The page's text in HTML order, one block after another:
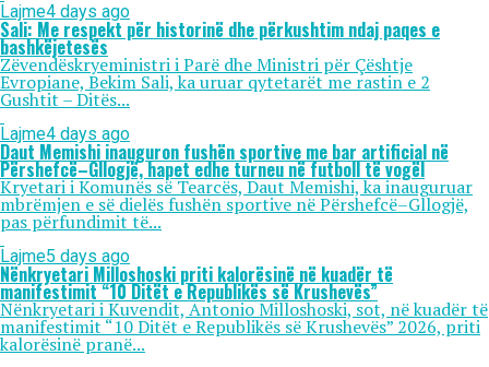
Lajme4 days ago
Sali: Me respekt për historinë dhe përkushtim ndaj paqes e
bashkëjetesës
Zëvendëskryeministri i Parë dhe Ministri për Çështje
Evropiane, Bekim Sali, ka uruar qytetarët me rastin e 2
Gushtit – Ditës...
Lajme4 days ago
Daut Memishi inauguron fushën sportive me bar artificial në
Përshefcë–Gllogjë, hapet edhe turneu në futboll të vogël
Kryetari i Komunës së Tearcës, Daut Memishi, ka inauguruar
mbrëmjen e së dielës fushën sportive në Përshefcë–Gllogjë,
pas përfundimit të...
Lajme5 days ago
Nënkryetari Milloshoski priti kalorësinë në kuadër të
manifestimit “10 Ditët e Republikës së Krushevës”
Nënkryetari i Kuvendit, Antonio Milloshoski, sot, në kuadër të
manifestimit “10 Ditët e Republikës së Krushevës” 2026, priti
kalorësinë pranë...